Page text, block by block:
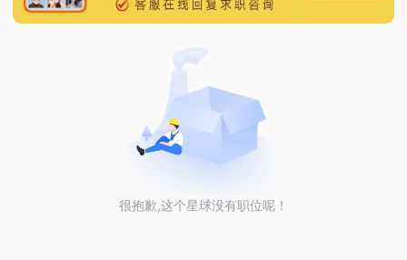
很抱歉,这个星球没有职位呢！